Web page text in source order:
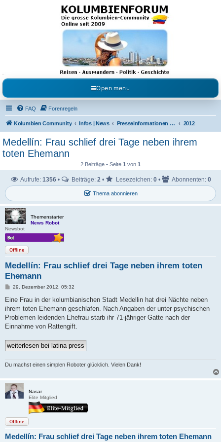
Kolumbienforum - Das
grosse Forum der
Freunde Kolumbiens
Reisen, Auswandern, Kultur, Politik, Geschichte und Visum in Kolumbien und Venezuela.
Austausch, Erfahrungen und Gemeinschaft im Kolumbienforum
Open menu
FAQ Forenregeln
Kolumbien Community Infos | News Presseinformationen & Neuigkeiten 2012
Medellín: Frau schlief drei Tage neben ihrem
toten Ehemann
2 Beiträge • Seite 1 von 1
Thema abonnieren
Aufrufe: 1356• Beiträge: 2 • Lesezeichen: 0• Abonnenten: 0
Themenstarter
News Robot
Newsbot
Offline
Medellín: Frau schlief drei Tage neben ihrem toten
Ehemann
B
i
r
a
29. Dezember 2012, 05:32
Eine Frau in der kolumbianischen Stadt Medellin hat drei Nächte neben
ihrem toten Ehemann geschlafen. Nach Angaben der unter psychischen
Problemen leidenden Ehefrau starb ihr 71-jähriger Gatte nach der
Einnahme von Rattengift.
Du machst einen simplen Roboter glücklich. Vielen Dank!
Nasar
Elite Mitglied
Offline
Medellín: Frau schlief drei Tage neben ihrem toten Ehemann